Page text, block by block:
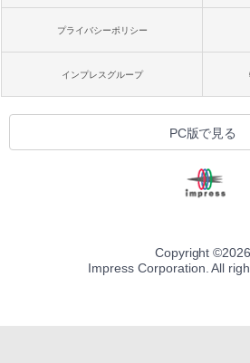
プライバシーポリシー
インプレスグループ
PC版で見る
Copyright ©2026
Impress Corporation. All